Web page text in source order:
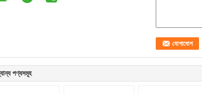
পণ্যসমূহ